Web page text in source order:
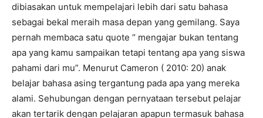
dibiasakan untuk mempelajari lebih dari satu bahasa
sebagai bekal meraih masa depan yang gemilang. Saya
pernah membaca satu quote “ mengajar bukan tentang
apa yang kamu sampaikan tetapi tentang apa yang siswa
pahami dari mu”. Menurut Cameron ( 2010: 20) anak
belajar bahasa asing tergantung pada apa yang mereka
alami. Sehubungan dengan pernyataan tersebut pelajar
akan tertarik dengan pelajaran apapun termasuk bahasa